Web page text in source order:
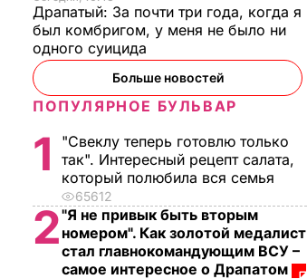
Драпатый: За почти три года, когда я
был комбригом, у меня не было ни
одного суицида
Больше новостей
ПОПУЛЯРНОЕ БУЛЬВАР
1
"Свеклу теперь готовлю только
так". Интересный рецепт салата,
который полюбила вся семья
65612
2"Я не привык быть вторым
номером". Как золотой медалист
стал главнокомандующим ВСУ –
самое интересное о Драпатом